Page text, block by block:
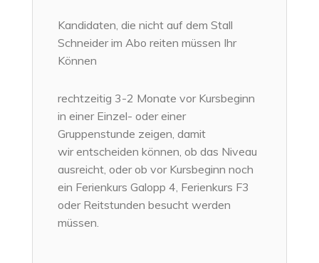
Kandidaten, die nicht auf dem Stall
Schneider im Abo reiten müssen Ihr
Können
rechtzeitig 3-2 Monate vor Kursbeginn
in einer Einzel- oder einer
Gruppenstunde zeigen, damit
wir entscheiden können, ob das Niveau
ausreicht, oder ob vor Kursbeginn noch
ein Ferienkurs Galopp 4, Ferienkurs F3
oder Reitstunden besucht werden
müssen.